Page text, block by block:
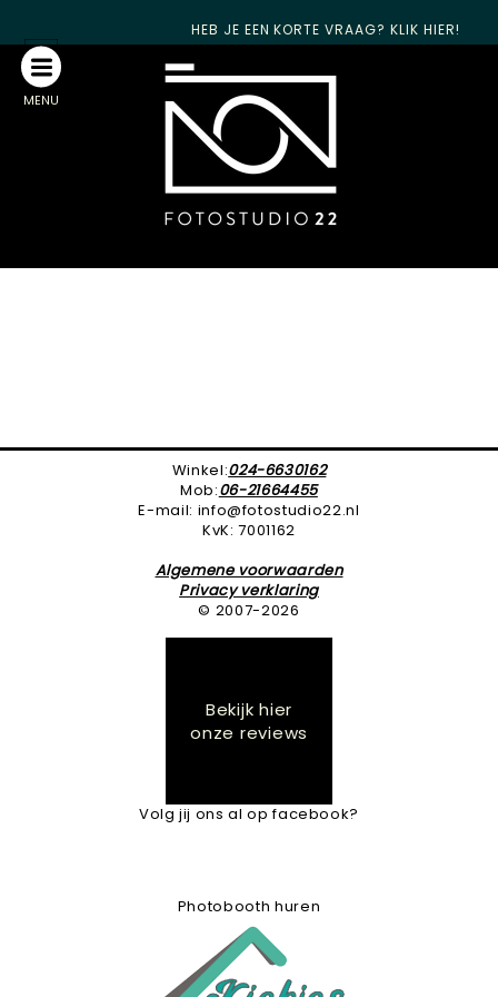
MENU
HEB JE EEN KORTE VRAAG? KLIK HIER!
Winkel:024-6630162
Mob:06-21664455
E-mail: info@fotostudio22.nl
KvK: 7001162
Algemene voorwaarden
Privacy verklaring
© 2007-2026
Bekijk hier
onze reviews
Volg jij ons al op facebook?
Photobooth huren